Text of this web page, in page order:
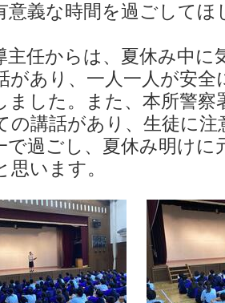
意義な時間を過ごして
主任からは、夏休み中
があり、一人一人が安
ました。また、本所警
の講話があり、生徒に
で過ごし、夏休み明けに
思います。